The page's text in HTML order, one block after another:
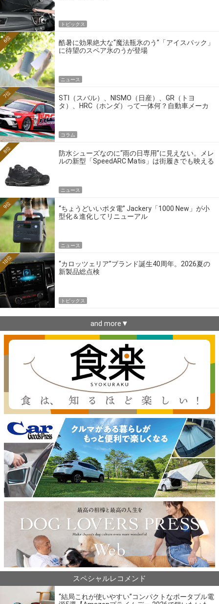
トピックス
酷暑に効果絶大な“魔法瓶氷のう”「アイスパック」
に待望のスペア氷のうが登場
6位
ニュース
STI（スバル）、NISMO（日産）、GR（トヨ
タ）、HRC（ホンダ）って一体何？自動車メーカ
7位
コラム
防水シューズなのに“雨の日専用”に見えない。メレ
ルの新型「SpeedARC Matis」は街履きでも映える
8位
ニュース
“ちょうどいいポタ電” Jackery「1000 New」が小
型化＆進化してリニューアル
9位
ニュース
“カロッツェリア”ブランド誕生40周年。2026夏の
新製品総点検
10位
トピックス
and more▼
スペシャルレコメンド
“結局これが使いやすい”コンパクトなポータブル電